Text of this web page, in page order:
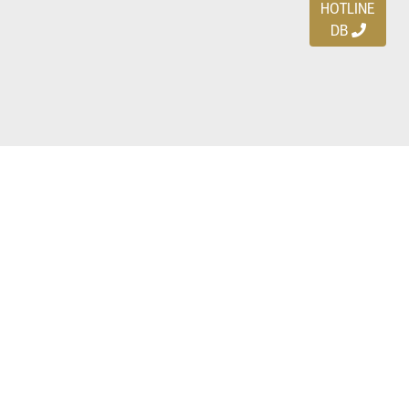
HOTLINE
DB